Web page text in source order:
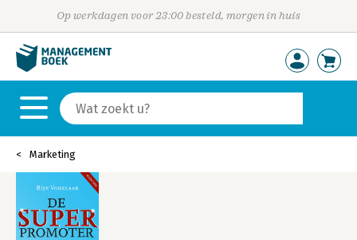
Op werkdagen voor 23:00 besteld, morgen in huis
Marketing